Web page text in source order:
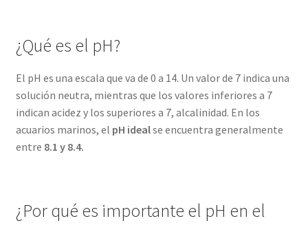
¿Qué es el pH?
El pH es una escala que va de 0 a 14. Un valor de 7 indica una
solución neutra, mientras que los valores inferiores a 7
indican acidez y los superiores a 7, alcalinidad. En los
acuarios marinos, el pH idealse encuentra generalmente
entre 8.1 y 8.4.
¿Por qué es importante el pH en el